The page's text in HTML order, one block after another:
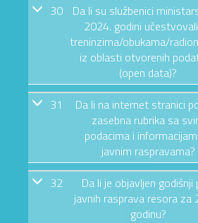
30
Da li su službenici
2024. godini
treninzima/obukama/
iz oblasti otvorenih
(open data)?
31
Da li na internet stranici
zasebna rubrika sa
podacima i
javnim raspravama?
32
Da li je objavljen godišnji
javnih rasprava resora za
godinu?